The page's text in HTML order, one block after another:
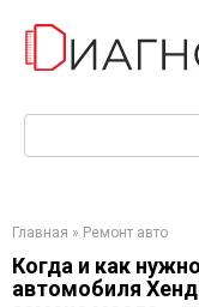
контенту
Главная » Ремонт авто
Когда и как
автомобиля